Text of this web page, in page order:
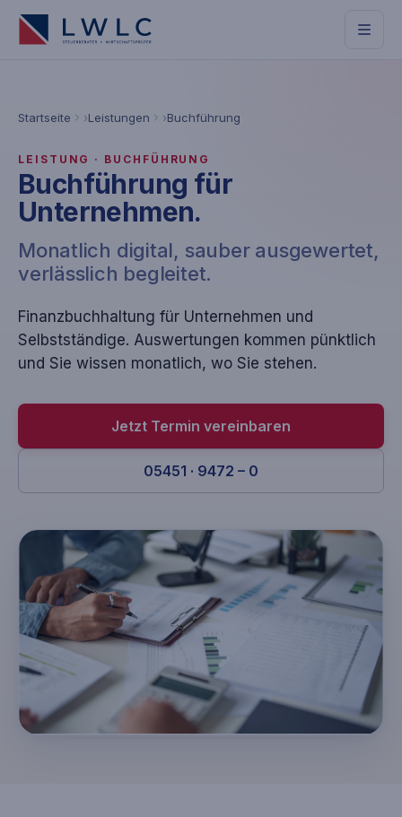
Startseite Leistungen Buchführung
LEISTUNG · BUCHFÜHRUNG
Buch­führung für
Unternehmen.
Monatlich digital, sauber ausgewertet,
verlässlich begleitet.
Finanzbuchhaltung für Unternehmen und
Selbstständige. Auswertungen kommen pünktlich
und Sie wissen monatlich, wo Sie stehen.
Jetzt Termin vereinbaren
05451 · 9472 – 0